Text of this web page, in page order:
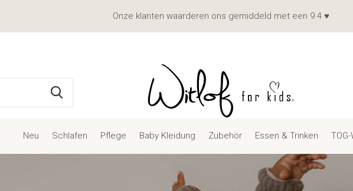
Neu Schlafen Pflege Baby Kleidung Zubehör Essen & Trinken
Onze klanten waarderen ons gemiddeld met een 9.4 ♥